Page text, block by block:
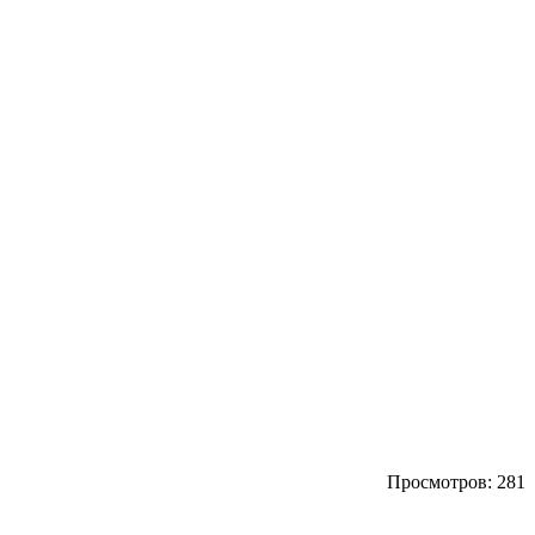
Просмотров: 281